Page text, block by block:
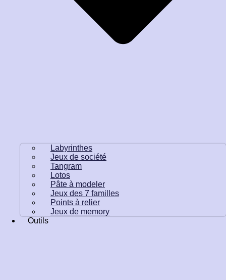
Labyrinthes
Jeux de société
Tangram
Lotos
Pâte à modeler
Jeux des 7 familles
Points à relier
Jeux de memory
Outils